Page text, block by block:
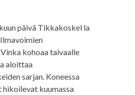
päivä Tikkakoskel la
kohoaa taivaalle
aloittaa
sarjan. Koneessa
kuumassa